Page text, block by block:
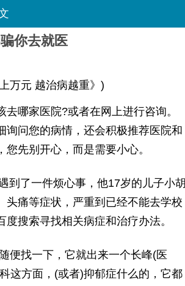
你去就医
万元 越治病越重》)
哪家医院?或者在网上进行咨询。
问您的病情，还会积极推荐医院和
先别开心，而是需要小心。
到了一件烦心事，他17岁的儿子小胡
头痛等症状，严重到已经不能去学校
搜索寻找相关病症和治疗办法。
便找一下，它就出来一个长峰(医
这方面，(或者)抑郁症什么的，它都